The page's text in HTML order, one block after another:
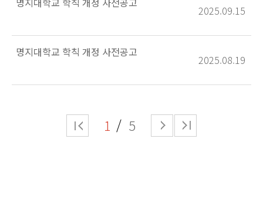
2025.09.15
명지대학교 학칙 개정 사전공고
2025.08.19
1 5